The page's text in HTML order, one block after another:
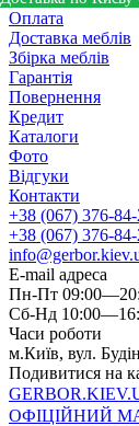
Оплата
Доставка меблів
Збірка меблів
Гарантія
Повернення
Кредит
Каталоги
Фото
Відгуки
Контакти
+38 (067) 376-
+38 (067) 376-
E-mail адреса
Пн-Пт
Сб-Нд
Часи роботи
м.Київ, вул.
Подивитися на
GERBOR
ОФІЦІЙНИЙ